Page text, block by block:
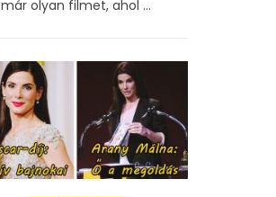
már olyan filmet, ahol ...